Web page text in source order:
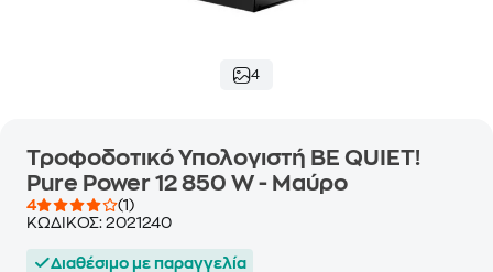
4
Τροφοδοτικό Υπολογιστή BE QUIET!
Pure Power 12 850 W - Μαύρο
4
(1)
ΚΩΔΙΚΟΣ: 2021240
Διαθέσιμο με παραγγελία